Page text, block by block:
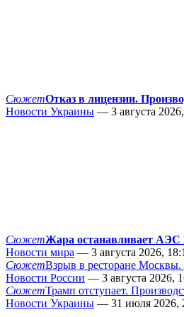
СюжетОтказ в лицензии.
Новости Украины — 3 августа
СюжетЖара останавливает АЭС
Новости мира — 3 августа 2026,
СюжетВзрыв в ресторане
Новости России — 3 августа 2026,
СюжетТрамп отступает.
Новости Украины — 31 июля 2026,